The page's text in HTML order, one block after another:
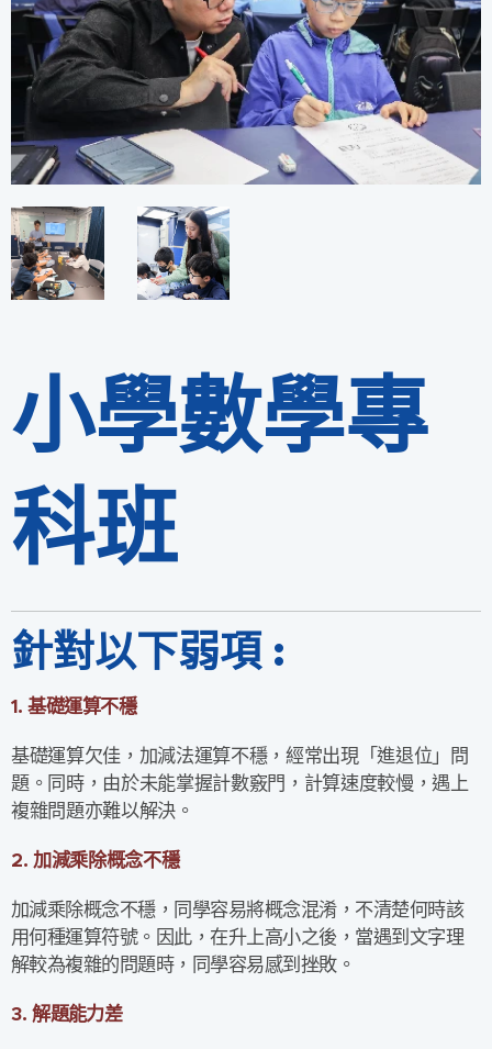
小學數學專
科班
針對以下弱項 :
1.基礎運算不穩
基礎運算欠佳，加減法運算不穩，經常出現「進退位」問
題。同時，由於未能掌握計數竅門，計算速度較慢，遇上
複雜問題亦難以解決。
2.加減乘除概念不穩
加減乘除概念不穩，同學容易將概念混淆，不清楚何時該
用何種運算符號。因此，在升上高小之後，當遇到文字理
解較為複雜的問題時，同學容易感到挫敗。
3.解題能力差